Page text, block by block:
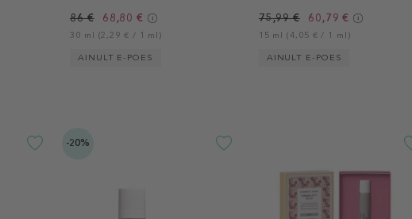
86 € 68,80 €
30 ml (2,29 € / 1 ml)
AINULT E-POES
75,99 € 60,79 €
15 ml (4,05 € / 1 ml)
AINULT E-POES
-20%